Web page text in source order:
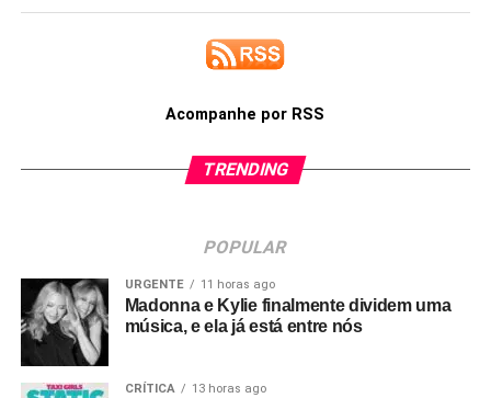
Acompanhe por RSS
TRENDING
POPULAR
URGENTE 11 horas ago
Madonna e Kylie finalmente dividem uma
música, e ela já está entre nós
CRÍTICA 13 horas ago